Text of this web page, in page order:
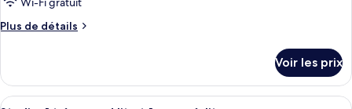
type
de
Chambre
«
Plus de détails
Plus
le
type
Voir les prix
Afficher
Une chambre d’hôtel moderne